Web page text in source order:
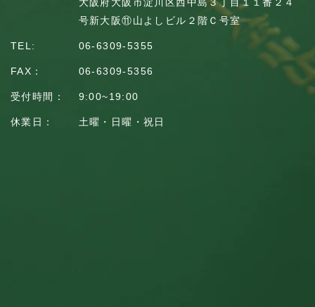
号新大阪⑪山よしビル２階Ｃ号室
TEL: 06-6309-5355
FAX： 06-6309-5356
受付時間： 9:00~19:00
休業日： 土曜・日曜・祝日